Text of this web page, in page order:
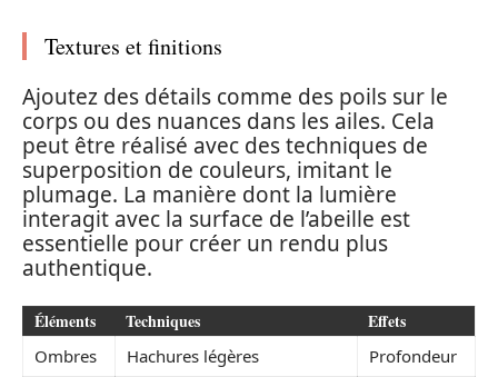
Textures et finitions
Ajoutez des détails comme des poils sur le
corps ou des nuances dans les ailes. Cela
peut être réalisé avec des techniques de
superposition de couleurs, imitant le
plumage. La manière dont la lumière
interagit avec la surface de l’abeille est
essentielle pour créer un rendu plus
authentique.
Éléments Techniques Effets
Ombres Hachures légères
Profondeur